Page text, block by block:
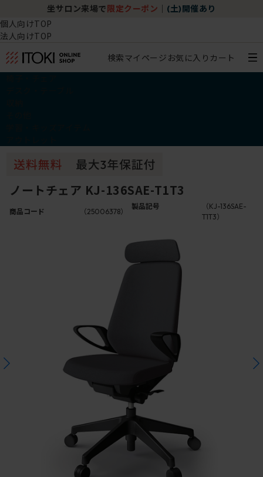
坐サロン来場で 限定クーポン (土)開催あり
個人向けTOP
法人向けTOP
検索マイページ お気に入り カート
ノートチェア KJ-136SAE-T1T3
商品コード （25006378）
製品記号
（KJ-136SAE-
T1T3）